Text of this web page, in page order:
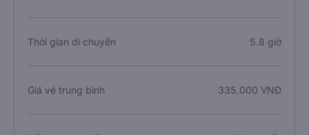
Thời gian di chuyển 5.8 giờ
Giá vé trung bình 335.000 VNĐ